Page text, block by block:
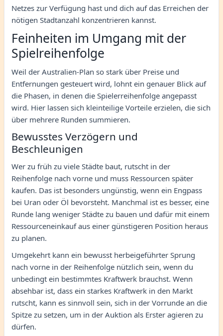
Netzes zur Verfügung hast und dich auf das Erreichen der
nötigen Stadtanzahl konzentrieren kannst.
Feinheiten im Umgang mit der
Spielreihenfolge
Weil der Australien-Plan so stark über Preise und
Entfernungen gesteuert wird, lohnt ein genauer Blick auf
die Phasen, in denen die Spielerreihenfolge angepasst
wird. Hier lassen sich kleinteilige Vorteile erzielen, die sich
über mehrere Runden summieren.
Bewusstes Verzögern und
Beschleunigen
Wer zu früh zu viele Städte baut, rutscht in der
Reihenfolge nach vorne und muss Ressourcen später
kaufen. Das ist besonders ungünstig, wenn ein Engpass
bei Uran oder Öl bevorsteht. Manchmal ist es besser, eine
Runde lang weniger Städte zu bauen und dafür mit einem
Ressourceneinkauf aus einer günstigeren Position heraus
zu planen.
Umgekehrt kann ein bewusst herbeigeführter Sprung
nach vorne in der Reihenfolge nützlich sein, wenn du
unbedingt ein bestimmtes Kraftwerk brauchst. Wenn
absehbar ist, dass ein starkes Kraftwerk in den Markt
rutscht, kann es sinnvoll sein, sich in der Vorrunde an die
Spitze zu setzen, um in der Auktion als Erster agieren zu
dürfen.